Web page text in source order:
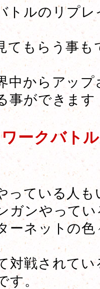
トルのリプ
てもらう事も
中からアッ
事ができます
ークバト
っている人も
ガンやってい
ーネットの
対戦されて
す。